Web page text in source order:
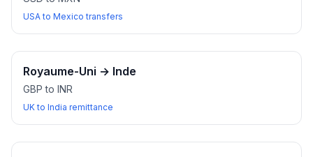
USA to Mexico transfers
Royaume-Uni → Inde
GBP to INR
UK to India remittance